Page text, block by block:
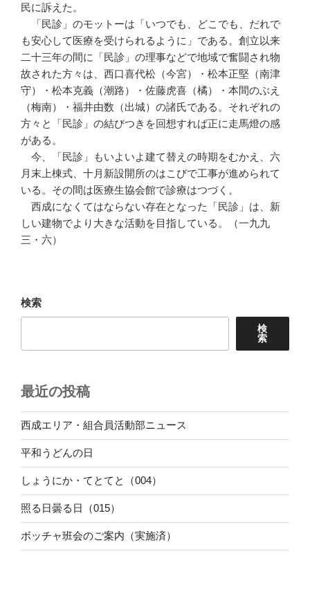
民に訴えた。
「民診」のモットーは「いつでも、どこでも、だれで
も安心して医療を受けられるように」である。創立以来
二十三年の間に「民診」の理事などで地域で奮闘され物
故された方々は、西口喜代松（今宮）・松本正堅（南津
守）・松本克義（潮路）・佐藤虎喜（橘）・本間のぶえ
（梅南）・福井由数（出城）の諸氏である。それぞれの
方々と「民診」の結びつきを回想すれば正に走馬燈の感
がある。
今、「民診」もいよいよ建て替えの時期をむかえ、六
月末上棟式、十月新設開所のはこびで工事が進められて
いる。その間は医療生協会館で診療はつづく。
西成になくてはならない存在となった「民診」は、新
しい建物でより大きな活動を目指している。（一九九
三・六）
検索
検
索
最近の投稿
西成エリア・組合員活動部ニュース
平和うどんの日
しょうにか・てとてと（004）
照る日曇る日（015）
ボッチャ班会のご案内（実施済）